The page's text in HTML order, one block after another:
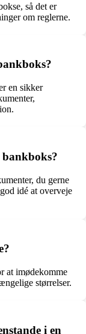
så det er
om reglerne.
en sikker
du gerne
idé at overveje
at imødekomme
størrelser.
i en